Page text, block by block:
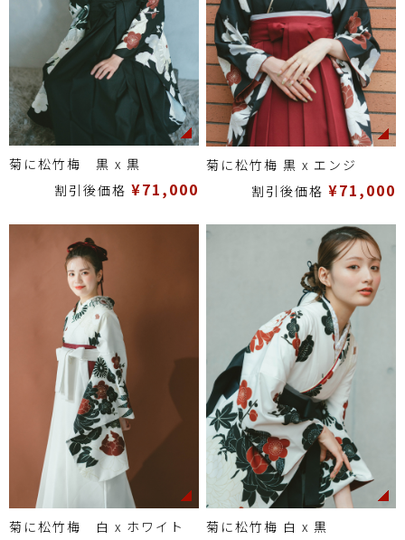
菊に松竹梅 黒 x 黒
割引後価格 ¥71,000
菊に松竹梅 黒 x エンジ
割引後価格 ¥71,000
菊に松竹梅 白 x ホワイト
菊に松竹梅 白 x 黒